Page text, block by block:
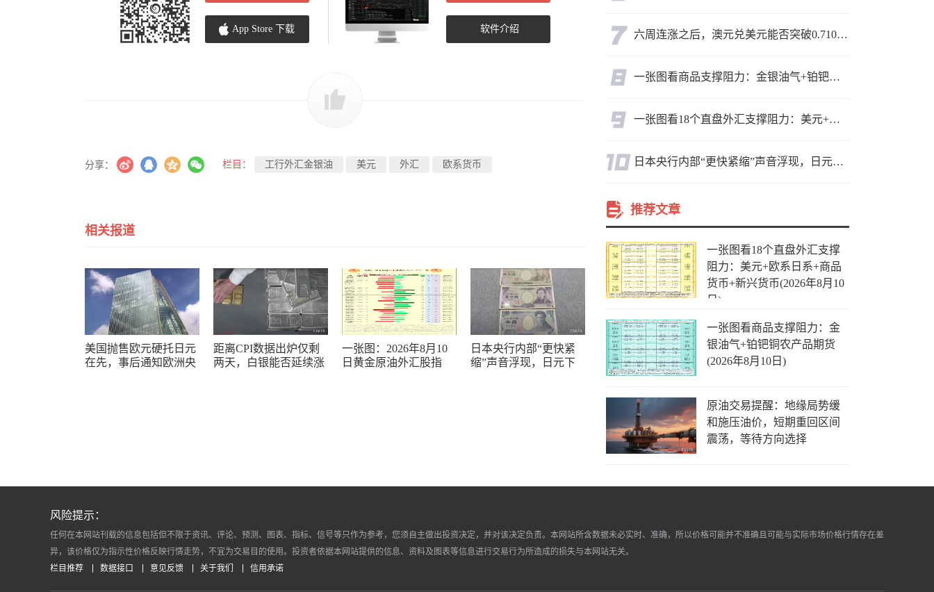
App Store 下载 软件介绍
分享： 栏目： 工行外汇金银油 美元 外汇 欧系货币
相关报道
美国抛售欧元硬托日元
在先，事后通知欧洲央
距离CPI数据出炉仅剩
两天，白银能否延续涨
一张图：2026年8月10
日黄金原油外汇股指
日本央行内部“更快紧
缩”声音浮现，日元下
六周连涨之后，澳元兑美元能否突破0.7100？本周两大事件定乾坤
一张图看商品支撑阻力：金银油气+铂钯铜农产品期货(2026年8月10日)
一张图看18个直盘外汇支撑阻力：美元+欧系日系+商品货币+新兴货币(2026年8月10日)
日本央行内部“更快紧缩”声音浮现，日元下一步走向何方？
推荐文章
一张图看18个直盘外汇支撑
阻力：美元+欧系日系+商品
货币+新兴货币(2026年8月10
日)
一张图看商品支撑阻力：金
银油气+铂钯铜农产品期货
(2026年8月10日)
原油交易提醒：地缘局势缓
和施压油价，短期重回区间
震荡，等待方向选择
风险提示：
任何在本网站刊载的信息包括但不限于资讯、评论、预测、图表、指标、信号等只作为参考，您须自主做出投资决定，并对该决定负责。本网站所含数据未必实时、准确，所以价格可能并不准确且可能与实际市场价格行情存在差
异，该价格仅为指示性价格反映行情走势，不宜为交易目的使用。投资者依据本网站提供的信息、资料及图表等信息进行交易行为所造成的损失与本网站无关。
栏目推荐
数据接口 意见反馈 关于我们 信用承诺